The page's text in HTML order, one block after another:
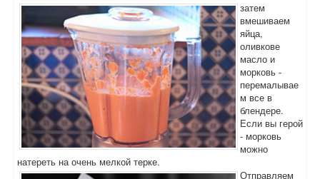
затем
вмешиваем
яйца,
оливкове
масло и
морковь -
перемалывае
м все в
блендере.
Если вы герой
- морковь
можно
натереть на очень мелкой терке.
Отправляем